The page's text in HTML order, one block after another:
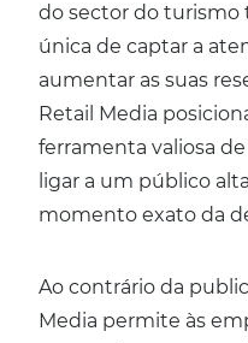
do sector do
única de captar a
aumentar as suas
Retail Media
ferramenta valiosa
ligar a um público
momento exato da
Ao contrário da
Media permite às